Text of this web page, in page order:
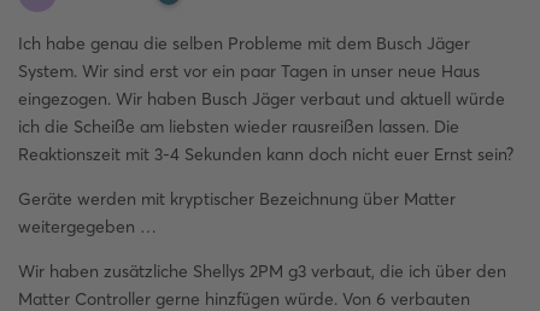
Ich habe genau die selben Probleme mit dem Busch Jäger
System. Wir sind erst vor ein paar Tagen in unser neue Haus
eingezogen. Wir haben Busch Jäger verbaut und aktuell würde
ich die Scheiße am liebsten wieder rausreißen lassen. Die
Reaktionszeit mit 3-4 Sekunden kann doch nicht euer Ernst sein?
Geräte werden mit kryptischer Bezeichnung über Matter
weitergegeben …
Wir haben zusätzliche Shellys 2PM g3 verbaut, die ich über den
Matter Controller gerne hinzfügen würde. Von 6 verbauten